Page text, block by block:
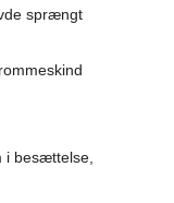
sprængt
i besættelse,